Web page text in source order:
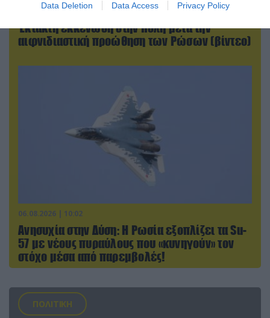
Data Deletion Data Access Privacy Policy
Αδειάζουν το Κραματόρσκ οι Ουκρανοί:
Έκτακτη εκκένωση στην πόλη μετά την
αιφνιδιαστική προώθηση των Ρώσων (βίντεο)
06.08.2026 | 10:02
Ανησυχία στην Δύση: H Ρωσία εξοπλίζει τα Su-
57 με νέους πυραύλους που «κυνηγούν» τον
στόχο μέσα από παρεμβολές!
ΠΟΛΙΤΙΚΗ